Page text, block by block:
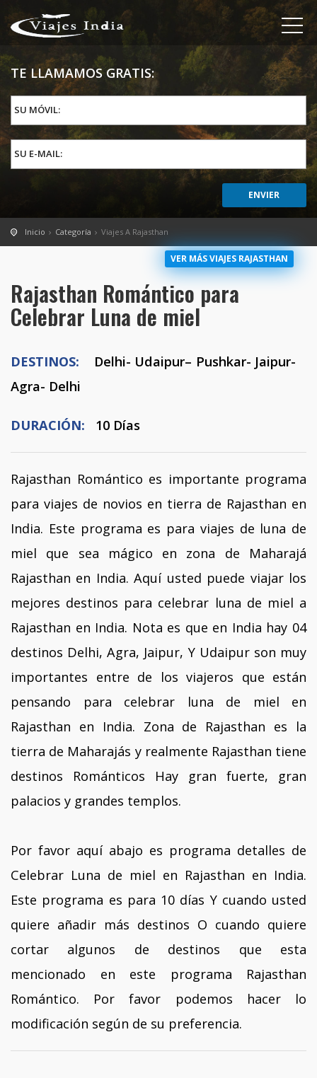
TE LLAMAMOS GRATIS:
SU MÓVIL:
SU E-MAIL:
Inicio Categoría Viajes A Rajasthan
VER MÁS VIAJES RAJASTHAN
Rajasthan Romántico para
Celebrar Luna de miel
DESTINOS: Delhi- Udaipur– Pushkar- Jaipur-
Agra- Delhi
DURACIÓN: 10 Días
Rajasthan Romántico es importante programa
para viajes de novios en tierra de Rajasthan en
India. Este programa es para viajes de luna de
miel que sea mágico en zona de Maharajá
Rajasthan en India. Aquí usted puede viajar los
mejores destinos para celebrar luna de miel a
Rajasthan en India. Nota es que en India hay 04
destinos Delhi, Agra, Jaipur, Y Udaipur son muy
importantes entre de los viajeros que están
pensando para celebrar luna de miel en
Rajasthan en India. Zona de Rajasthan es la
tierra de Maharajás y realmente Rajasthan tiene
destinos Románticos Hay gran fuerte, gran
palacios y grandes templos.
Por favor aquí abajo es programa detalles de
Celebrar Luna de miel en Rajasthan en India.
Este programa es para 10 días Y cuando usted
quiere añadir más destinos O cuando quiere
cortar algunos de destinos que esta
mencionado en este programa Rajasthan
Romántico. Por favor podemos hacer lo
modificación según de su preferencia.